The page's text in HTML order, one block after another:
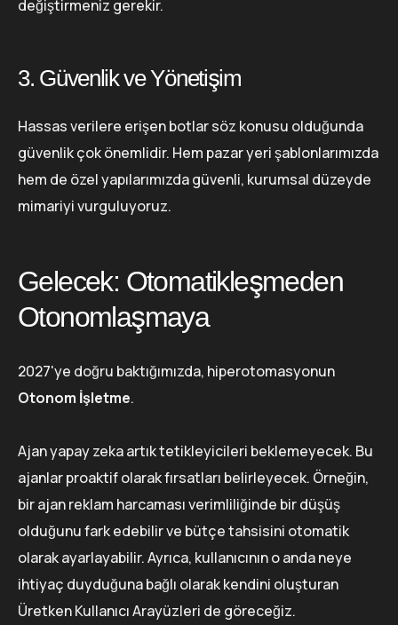
değiştirmeniz gerekir.
3. Güvenlik ve Yönetişim
Hassas verilere erişen botlar söz konusu olduğunda
güvenlik çok önemlidir. Hem pazar yeri şablonlarımızda
hem de özel yapılarımızda güvenli, kurumsal düzeyde
mimariyi vurguluyoruz.
Gelecek: Otomatikleşmeden
Otonomlaşmaya
2027'ye doğru baktığımızda, hiperotomasyonun
Otonom İşletme.
Ajan yapay zeka artık tetikleyicileri beklemeyecek. Bu
ajanlar proaktif olarak fırsatları belirleyecek. Örneğin,
bir ajan reklam harcaması verimliliğinde bir düşüş
olduğunu fark edebilir ve bütçe tahsisini otomatik
olarak ayarlayabilir. Ayrıca, kullanıcının o anda neye
ihtiyaç duyduğuna bağlı olarak kendini oluşturan
Üretken Kullanıcı Arayüzleri de göreceğiz.